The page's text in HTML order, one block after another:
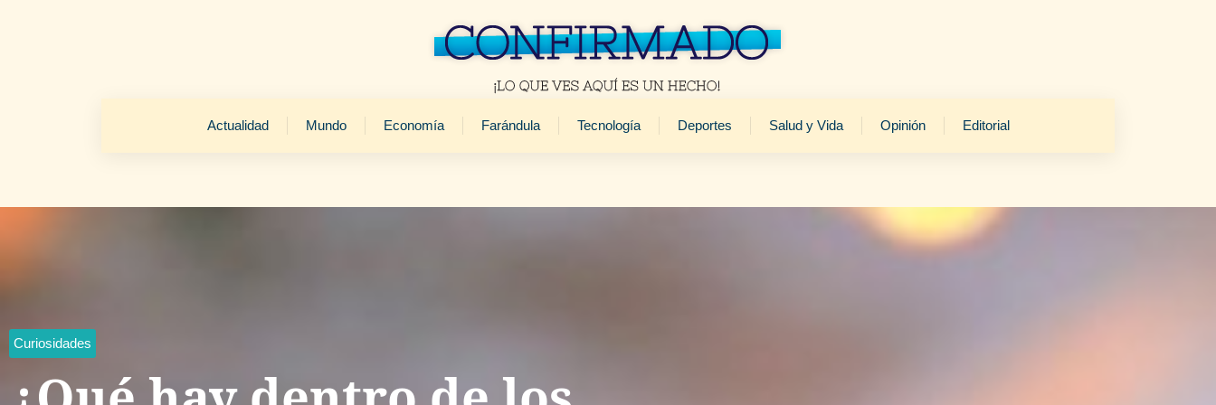
Actualidad Mundo Economía Farándula Tecnología Deportes Salud y Vida Opinión Editorial
Curiosidades